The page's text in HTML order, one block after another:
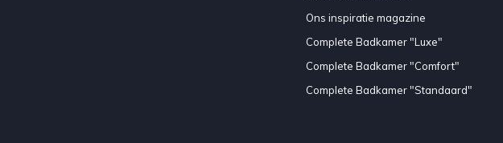
Ons inspiratie magazine
Complete Badkamer "Luxe"
Complete Badkamer "Comfort"
Complete Badkamer "Standaard"